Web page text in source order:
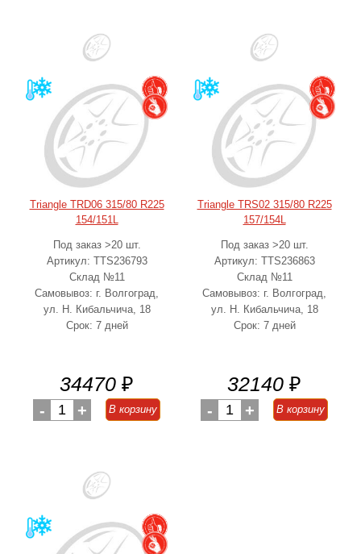
Triangle TRD06 315/80 R225
154/151L
Под заказ >20 шт.
Артикул: TTS236793
Склад №11
Самовывоз: г. Волгоград,
ул. Н. Кибальчича, 18
Срок: 7 дней
34470 ₽
- 1 + В корзину
Triangle TRS02 315/80 R225
157/154L
Под заказ >20 шт.
Артикул: TTS236863
Склад №11
Самовывоз: г. Волгоград,
ул. Н. Кибальчича, 18
Срок: 7 дней
32140 ₽
- 1 + В корзину